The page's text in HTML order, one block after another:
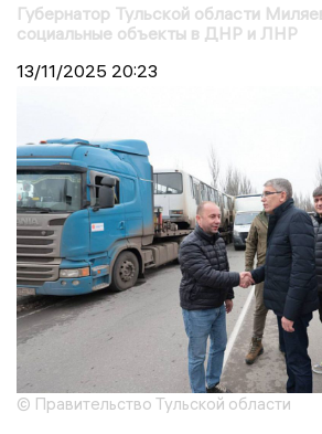
Губернатор Тульской области
социальные объекты в ДНР и ЛНР
13/11/2025 20:23
© Правительство Тульской области